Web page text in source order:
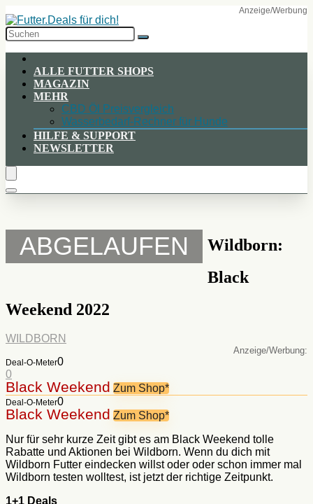
to
Content
ALLE FUTTER SHOPS
MAGAZIN
MEHR
CBD Öl Preisvergleich
Wasserbedarf-Rechner für Hunde
HILFE & SUPPORT
NEWSLETTER
ABGELAUFEN
Wildborn:
Black
Weekend 2022
WILDBORN
:
Deal-O-Meter0
0
Black Weekend Zum Shop*
Deal-O-Meter0
Black Weekend Zum Shop*
Nur für sehr kurze Zeit gibt es am Black Weekend tolle
Rabatte und Aktionen bei Wildborn. Wenn du dich mit
Wildborn Futter eindecken willst oder oder schon immer mal
Wildborn testen wolltest, ist jetzt der richtige Zeitpunkt.
1+1 Deals